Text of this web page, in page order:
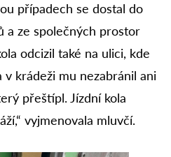
případech se dostal do
a ze společných prostor
odcizil také na ulici, kde
v krádeži mu nezabránil ani
přeštípl. Jízdní kola
vyjmenovala mluvčí.